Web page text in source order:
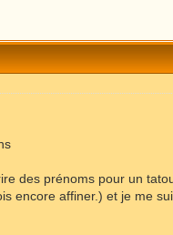
des prénoms pour un
encore affiner.) et je me